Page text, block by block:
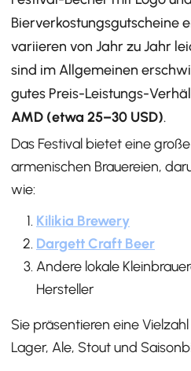
Bierverkostungsgutscheine
variieren von Jahr zu Jahr
sind im Allgemeinen
gutes Preis-Leistungs-
AMD (etwa 25–30 USD).
Das Festival bietet eine
armenischen Brauereien,
wie:
Kilikia Brewery
Dargett Craft Beer
Andere lokale
Hersteller
Sie präsentieren eine
Lager, Ale, Stout und